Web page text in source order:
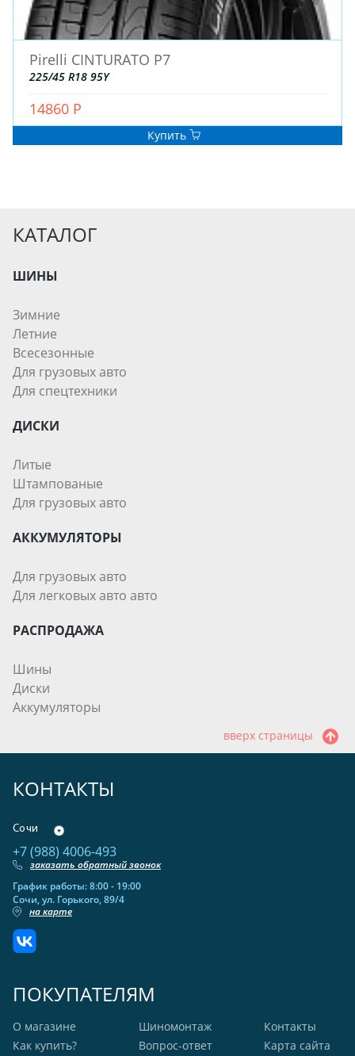
Pirelli CINTURATO P7
225/45 R18 95Y
14860 Р
Купить
КАТАЛОГ
ШИНЫ
Зимние
Летние
Всесезонные
Для грузовых авто
Для спецтехники
ДИСКИ
Литые
Штампованые
Для грузовых авто
АККУМУЛЯТОРЫ
Для грузовых авто
Для легковых авто авто
РАСПРОДАЖА
Шины
Диски
Аккумуляторы
вверх страницы
КОНТАКТЫ
Сочи
+7 (988) 4006-493
заказать обратный звонок
График работы: 8:00 - 19:00
Сочи, ул. Горького, 89/4
на карте
ПОКУПАТЕЛЯМ
О магазине
Как купить?
Шиномонтаж
Вопрос-ответ
Контакты
Карта сайта